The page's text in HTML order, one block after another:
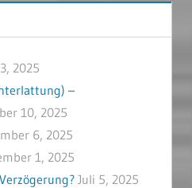
2025
–
10, 2025
6, 2025
1, 2025
Juli 5, 2025